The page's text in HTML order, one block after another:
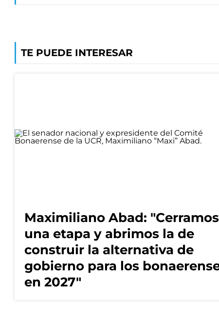
TE PUEDE INTERESAR
Maximiliano Abad: "Cerramos
una etapa y abrimos la de
construir la alternativa de
gobierno para los
en 2027"